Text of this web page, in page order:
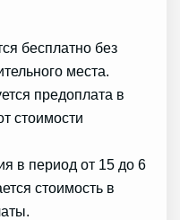
бесплатно без
места.
предоплата в
стоимости
в период от 15 до 6
стоимость в